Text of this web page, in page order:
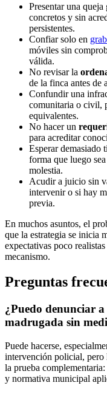
Presentar una
concretos y sin
persistentes.
Confiar solo en
móviles sin
válida.
No revisar la
de la finca antes de
Confundir una
comunitaria o civil,
equivalentes.
No hacer un
para acreditar
Esperar demasiado
forma que luego
molestia.
Acudir a juicio sin
intervenir o si hay
previa.
En muchos asuntos, el
que la estrategia se inicia
expectativas poco
mecanismo.
Preguntas
¿Puedo denunciar
madrugada sin
Puede hacerse,
intervención policial, pero
la prueba
y normativa municipal